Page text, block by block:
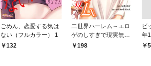
ごめん、恋愛する気は
ない（フルカラー） 1
132
二世界ハーレム～エロ
ゲのしすぎで現実無双
～１198
ビ
年
日
￥